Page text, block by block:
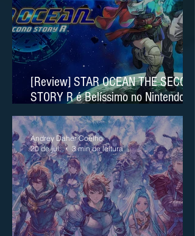
[Review] STAR OCEAN THE SECOND
STORY R é Belíssimo no Nintendo
Switch 2
Andrey Daher Coelho
20 de jul.
3 min de leitura